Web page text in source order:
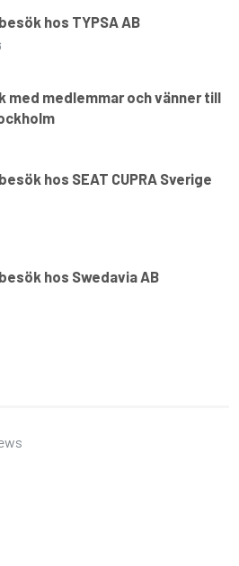
hos TYPSA AB
med medlemmar och vänner till
hos SEAT CUPRA Sverige
hos Swedavia AB